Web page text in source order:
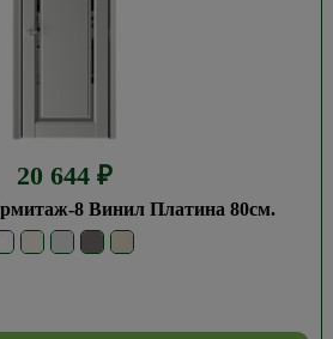
20 644 ₽
8 Винил Платина 80см.